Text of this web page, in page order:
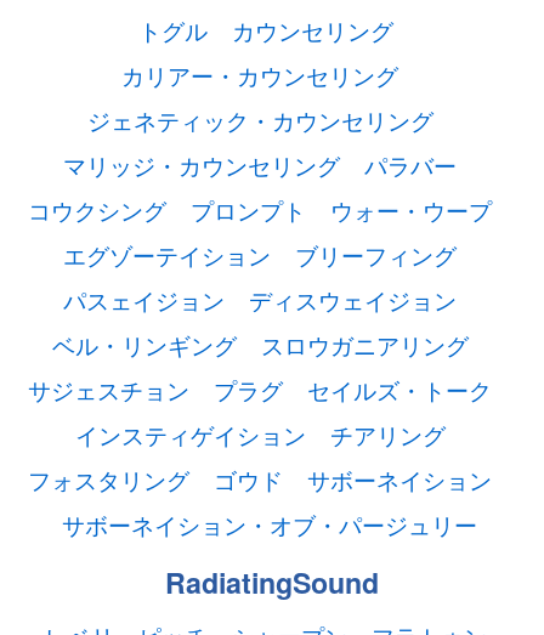
トグル
カウンセリング
カリアー・カウンセリング
ジェネティック・カウンセリング
マリッジ・カウンセリング
パラバー
コウクシング
プロンプト
ウォー・ウープ
エグゾーテイション
ブリーフィング
パスェイジョン
ディスウェイジョン
ベル・リンギング
スロウガニアリング
サジェスチョン
プラグ
セイルズ・トーク
インスティゲイション
チアリング
フォスタリング
ゴウド
サボーネイション
サボーネイション・オブ・パージュリー
RadiatingSound